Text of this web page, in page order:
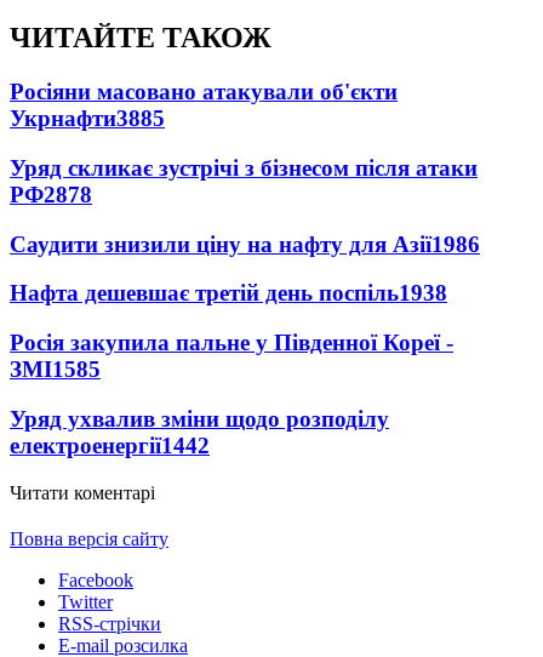
ЧИТАЙТЕ ТАКОЖ
Росіяни масовано атакували об'єкти
Укрнафти3885
Уряд скликає зустрічі з бізнесом після атаки
РФ2878
Саудити знизили ціну на нафту для Азії1986
Нафта дешевшає третій день поспіль1938
Росія закупила пальне у Південної Кореї -
ЗМІ1585
Уряд ухвалив зміни щодо розподілу
електроенергії1442
Читати коментарі
Повна версія сайту
Facebook
Twitter
RSS-стрічки
E-mail розсилка